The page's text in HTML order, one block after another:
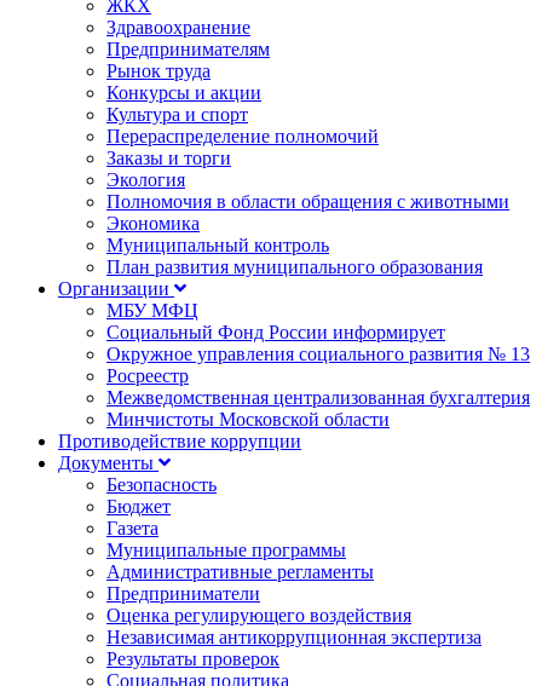
ЖКХ
Здравоохранение
Предпринимателям
Рынок труда
Конкурсы и акции
Культура и спорт
Перераспределение полномочий
Заказы и торги
Экология
Полномочия в области обращения с животными
Экономика
Муниципальный контроль
План развития муниципального образования
Организации
МБУ МФЦ
Социальный Фонд России информирует
Окружное управления социального развития № 13
Росреестр
Межведомственная централизованная бухгалтерия
Минчистоты Московской области
Противодействие коррупции
Документы
Безопасность
Бюджет
Газета
Муниципальные программы
Административные регламенты
Предприниматели
Оценка регулирующего воздействия
Независимая антикоррупционная экспертиза
Результаты проверок
Социальная политика